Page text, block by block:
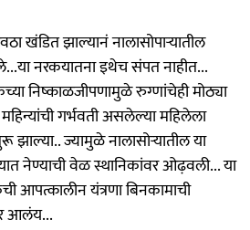
खंडित झाल्यानं नालासोपाऱ्यातील
नरकयातना इथेच संपत नाहीत...
निष्काळजीपणामुळे रुग्णांचेही मोठ्या
गर्भवती असलेल्या महिलेला
झाल्या.. ज्यामुळे नालासोऱ्यातील या
नेण्याची वेळ स्थानिकांवर ओढ़वली... या
आपत्कालीन यंत्रणा बिनकामाची
आलंय...